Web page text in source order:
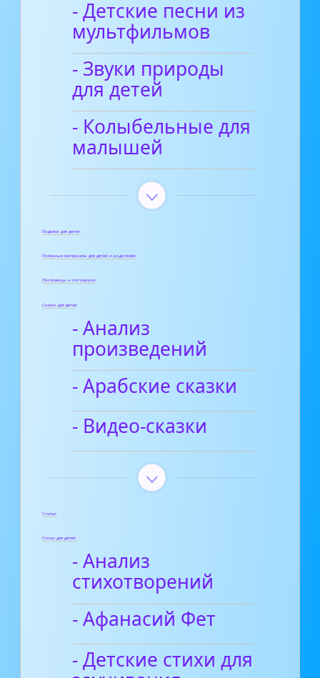
- Детские песни из
мультфильмов
- Звуки природы
для детей
- Колыбельные для
малышей
Поделки для детей
Полезные материалы для детей и родителей
Пословицы и поговорки
Сказки для детей
- Анализ
произведений
- Арабские сказки
- Видео-сказки
Статьи
Стихи для детей
- Анализ
стихотворений
- Афанасий Фет
- Детские стихи для